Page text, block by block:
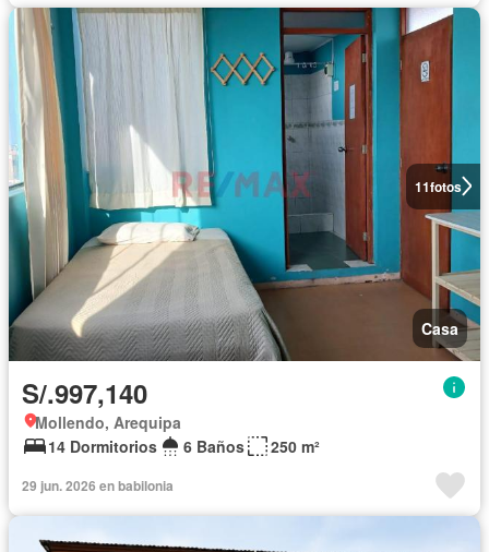
11fotos
Casa
S/.997,140
Mollendo, Arequipa
14 Dormitorios
6 Baños 250 m²
29 jun. 2026 en babilonia